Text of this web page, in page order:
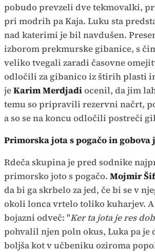
pobudo prevzeli dve tekmovalki,
pri modrih pa Kaja. Luku sta
nad katerimi je bil navdušen.
izborom prekmurske gibanice, s
veliko tvegali zaradi časovne
odločili za gibanico iz štirih plasti
jeKarim Merdjadiocenil, da jim
temu so pripravili rezervni načrt,
a so se na koncu odločili postreči
Primorska jota s pogačo in gobova
Rdeča skupina je pred sodnike
primorsko joto s pogačo. Mojmir
da bi ga skrbelo za jed, če bi se v
okoli lonca vrtelo toliko kuharjev.
bojazni odveč: "Ker ta jota je res
pohvalil njen poln okus, Luka pa je
boljša kot v učbeniku oziroma